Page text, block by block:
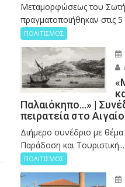
Μεταμορφώσεως του
πραγματοποιήθηκαν στις 5
ΠΟΛΙΤΙΣΜΟΣ
Παλαιόκηπο…» |
πειρατεία στο Αιγαίο
Διήμερο συνέδριο με θέμα
Παράδοση και Τουριστική...
ΠΟΛΙΤΙΣΜΟΣ